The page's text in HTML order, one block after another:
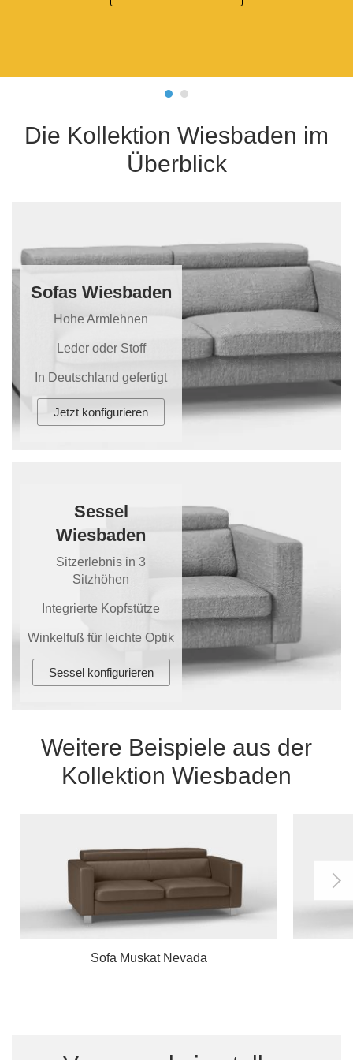
Die Kollektion Wiesbaden im
Überblick
Sofas Wiesbaden
Hohe Armlehnen
Leder oder Stoff
In Deutschland gefertigt
Jetzt konfigurieren
Sessel
Wiesbaden
Sitzerlebnis in 3
Sitzhöhen
Integrierte Kopfstütze
Winkelfuß für leichte Optik
Sessel konfigurieren
Weitere Beispiele aus der
Kollektion Wiesbaden
Sofa Muskat Nevada